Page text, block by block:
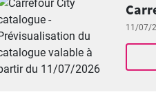
11/07/